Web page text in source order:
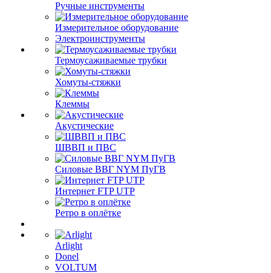
Ручные инструменты
Измерительное оборудование
Электроинструменты
Термоусаживаемые трубки
Хомуты-стяжки
Клеммы
Акустические
ШВВП и ПВС
Силовые ВВГ NYM ПуГВ
Интернет FTP UTP
Ретро в оплётке
Arlight
Donel
VOLTUM